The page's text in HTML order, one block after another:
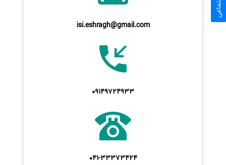
isi.eshragh@gmail.com
09149724933
041-33373424